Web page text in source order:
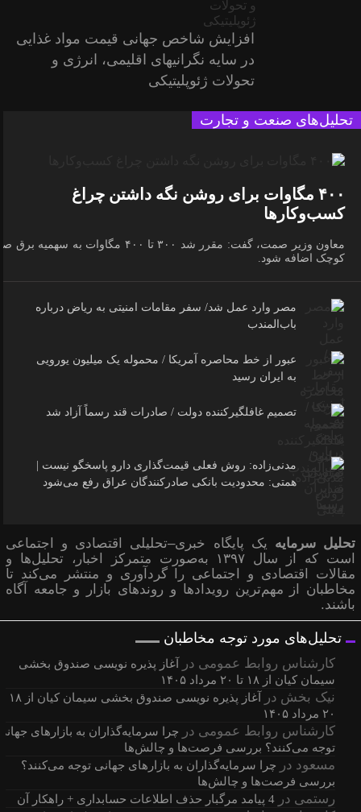
افزایش شاخص جهانی قیمت مواد غذایی
در سایه نگرانیهای اقلیمی، انرژی و
تحولات ژئوپلیتیکی
تحلیل‌های صنعت و تجارت
۴۰۰ مگاوات برای روشن نگه داشتن چراغ
کسب‌وکار‌ها
معاون وزیر صمت، گفت: مقرر شد ۳۰۰ تا ۴۰۰ مگاوات به سهمیه
کوچک اضافه شود.
مصر وارد عمل شد/ سفر مقامات امنیتی به ریاض درباره
باب‌المندب
عبور از خط محاصره آمریکا / محموله یک میلیون یورویی
به ایران رسید
تصمیم غافلگیرکننده دولت / صادرات قند رسماً آزاد شد
مدنی‌زاده: روش فعلی قیمت‌گذاری دارو پاسخگو نیست |
همتی: محدودیت بانکی صادرکنندگان عراق رفع می‌شود
تحلیل سرمایه یک پایگاه خبری–تحلیلی اقتصادی و اجتماعی
است که از سال ۱۳۹۷ به‌صورت متمرکز اخبار، تحلیل‌ها و
مقالات اقتصادی و اجتماعی را گردآوری و منتشر می‌کند تا
مخاطبان از مهم‌ترین رویدادها و روندهای بازار و جامعه آگاه
باشند.
تحلیل‌های مورد توجه مخاطبان
کارشناس روابط عمومی در آغاز پذیره نویسی صندوق بخشی
سیمان کیان از ۱۸ تا ۲۰ مرداد ۱۴۰۵
نیک بخش در
۲۰ مرداد ۱۴۰۵
کارشناس روابط عمومی در
چرا سرمایه‌گذاران به بازارهای
توجه می‌کنند؟ بررسی فرصت‌ها و چالش‌ها
مسعود در
چرا سرمایه‌گذاران به بازارهای جهانی توجه می‌کنند؟
بررسی فرصت‌ها و چالش‌ها
رستمی در 4 پیامد مرگبار حذف اطلاعات حسابداری + راهکار آن